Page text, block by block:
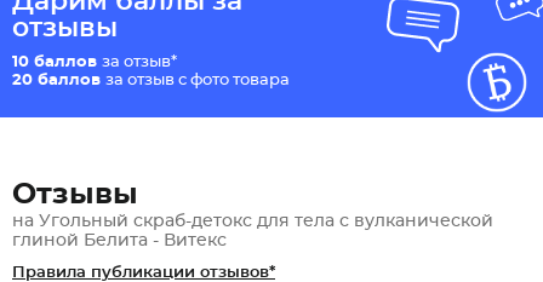
отзывы
10 баллов за отзыв*
20 баллов за отзыв с фото товара
Отзывы
на Угольный скраб-детокс для тела с вулканической
глиной Белита - Витекс
Правила публикации отзывов*